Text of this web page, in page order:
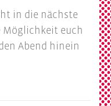
in die nächste
Möglichkeit euch
Abend hinein